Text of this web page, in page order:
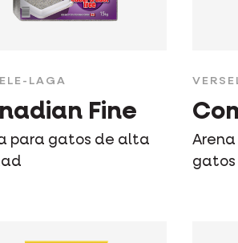
LAGA
Fine
para gatos de alta
gatos